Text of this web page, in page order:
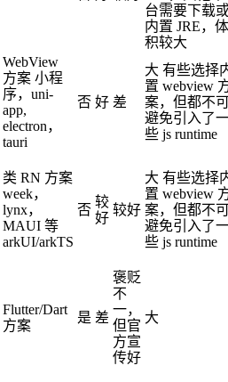
台需要下载
内置 JRE，体
积较大
WebView
方案 小程
序，uni-
app,
electron，
tauri
否 好 差
大 有些选择
置 webview
案，但都不
避免引入了
些 js runtime
类 RN 方案
week，
lynx，
MAUI 等
arkUI/arkTS
否
较
好
较好
大 有些选择
置 webview
案，但都不
避免引入了
些 js runtime
Flutter/Dart
方案
是 差
褒贬
不
一，
但官
方宣
传好
大